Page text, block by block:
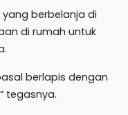
berbelanja di
di rumah untuk
berlapis dengan
tegasnya.